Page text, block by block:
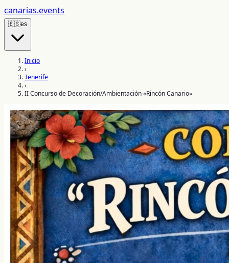
canarias.events
🇪🇸es
Inicio
›
Tenerife
›
II Concurso de Decoración/Ambientación «Rincón Canario»